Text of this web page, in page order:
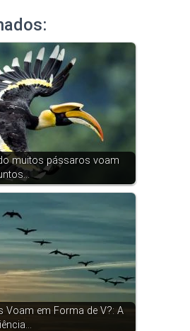
muitos pássaros voam
Voam em Forma de V?: A